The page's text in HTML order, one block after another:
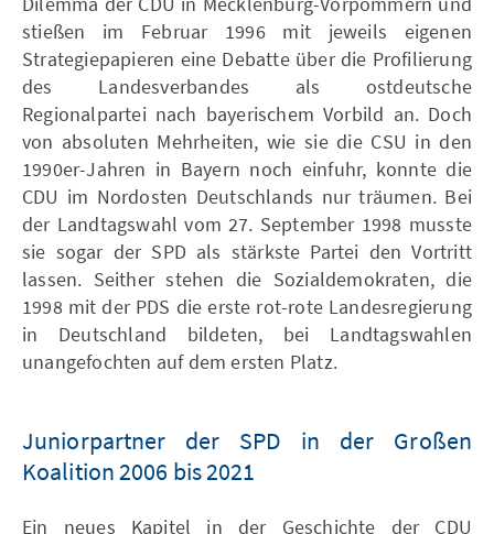
stießen im Februar 1996 mit jeweils eigenen
Strategiepapieren eine Debatte über die Profilierung
des Landesverbandes als ostdeutsche
Regionalpartei nach bayerischem Vorbild an. Doch
von absoluten Mehrheiten, wie sie die CSU in den
1990er-Jahren in Bayern noch einfuhr, konnte die
CDU im Nordosten Deutschlands nur träumen. Bei
der Landtagswahl vom 27. September 1998 musste
sie sogar der SPD als stärkste Partei den Vortritt
lassen. Seither stehen die Sozialdemokraten, die
1998 mit der PDS die erste rot-rote Landesregierung
in Deutschland bildeten, bei Landtagswahlen
unangefochten auf dem ersten Platz.
Juniorpartner der SPD in der Großen
Koalition 2006 bis 2021
Ein neues Kapitel in der Geschichte der CDU